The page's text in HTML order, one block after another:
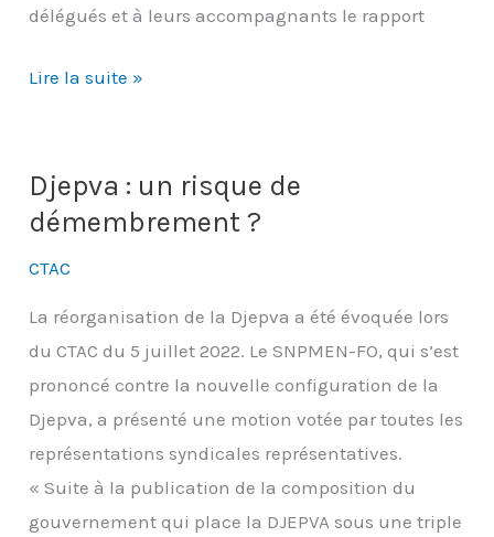
délégués et à leurs accompagnants le rapport
XXVe
Rouen
2022
Lire la suite »
Djepva : un risque de
démembrement ?
CTAC
La réorganisation de la Djepva a été évoquée lors
du CTAC du 5 juillet 2022. Le SNPMEN-FO, qui s’est
prononcé contre la nouvelle configuration de la
Djepva, a présenté une motion votée par toutes les
représentations syndicales représentatives.
« Suite à la publication de la composition du
gouvernement qui place la DJEPVA sous une triple